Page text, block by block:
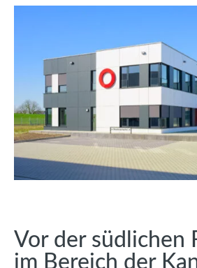
Vor der südlichen
im Bereich der